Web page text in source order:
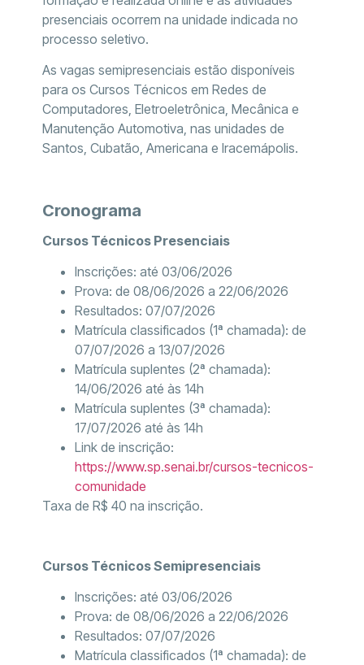
presenciais ocorrem na unidade indicada no
processo seletivo.
As vagas semipresenciais estão disponíveis
para os Cursos Técnicos em Redes de
Computadores, Eletroeletrônica, Mecânica e
Manutenção Automotiva, nas unidades de
Santos, Cubatão, Americana e Iracemápolis.
Cronograma
Cursos Técnicos Presenciais
Inscrições: até 03/06/2026
Prova: de 08/06/2026 a 22/06/2026
Resultados: 07/07/2026
Matrícula classificados (1ª chamada): de
07/07/2026 a 13/07/2026
Matrícula suplentes (2ª chamada):
14/06/2026 até às 14h
Matrícula suplentes (3ª chamada):
17/07/2026 até às 14h
Link de inscrição:
https://www.sp.senai.br/cursos-tecnicos-
comunidade
Taxa de R$ 40 na inscrição.
Cursos Técnicos Semipresenciais
Inscrições: até 03/06/2026
Prova: de 08/06/2026 a 22/06/2026
Resultados: 07/07/2026
Matrícula classificados (1ª chamada): de